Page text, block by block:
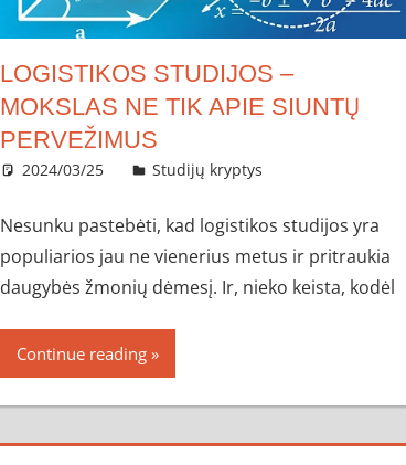
LOGISTIKOS STUDIJOS –
MOKSLAS NE TIK APIE SIUNTŲ
PERVEŽIMUS
2024/03/25 administratorius
Studijų kryptys
Nesunku pastebėti, kad logistikos studijos yra
populiarios jau ne vienerius metus ir pritraukia
daugybės žmonių dėmesį. Ir, nieko keista, kodėl
Continue reading